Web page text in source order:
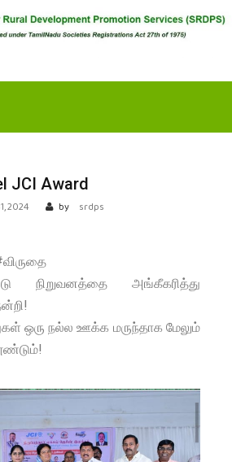
FOR RURAL
JCI Award
2024 by srdps
அங்கீகரித்து
ஒரு நல்ல ஊக்க மருந்தாக மேலும்